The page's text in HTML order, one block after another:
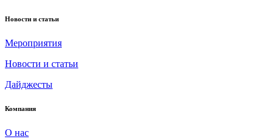
Новости и статьи
Мероприятия
Новости и статьи
Дайджесты
Компания
О нас